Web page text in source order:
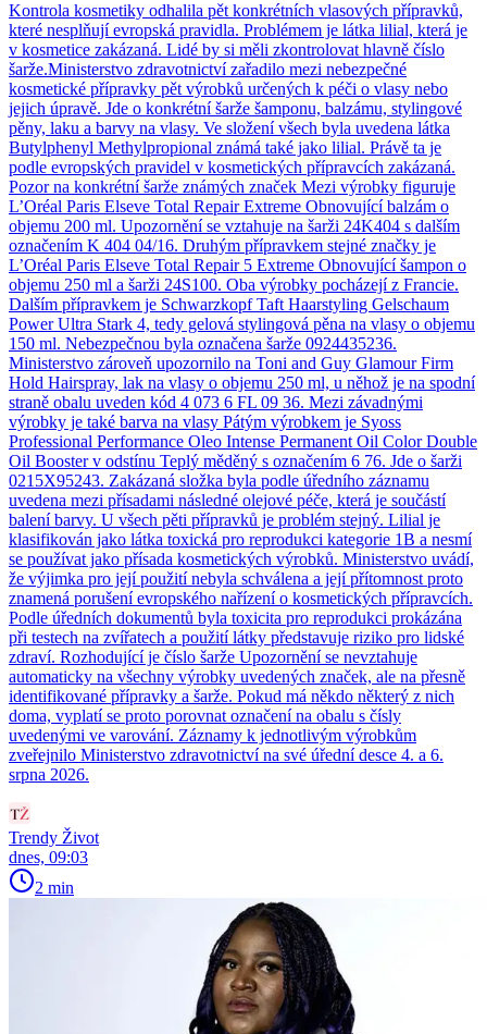
Kontrola kosmetiky odhalila pět konkrétních vlasových přípravků,
které nesplňují evropská pravidla. Problémem je látka lilial, která je
v kosmetice zakázaná. Lidé by si měli zkontrolovat hlavně číslo
šarže.Ministerstvo zdravotnictví zařadilo mezi nebezpečné
kosmetické přípravky pět výrobků určených k péči o vlasy nebo
jejich úpravě. Jde o konkrétní šarže šamponu, balzámu, stylingové
pěny, laku a barvy na vlasy. Ve složení všech byla uvedena látka
Butylphenyl Methylpropional známá také jako lilial. Právě ta je
podle evropských pravidel v kosmetických přípravcích zakázaná.
Pozor na konkrétní šarže známých značek Mezi výrobky figuruje
L’Oréal Paris Elseve Total Repair Extreme Obnovující balzám o
objemu 200 ml. Upozornění se vztahuje na šarži 24K404 s dalším
označením K 404 04/16. Druhým přípravkem stejné značky je
L’Oréal Paris Elseve Total Repair 5 Extreme Obnovující šampon o
objemu 250 ml a šarži 24S100. Oba výrobky pocházejí z Francie.
Dalším přípravkem je Schwarzkopf Taft Haarstyling Gelschaum
Power Ultra Stark 4, tedy gelová stylingová pěna na vlasy o objemu
150 ml. Nebezpečnou byla označena šarže 0924435236.
Ministerstvo zároveň upozornilo na Toni and Guy Glamour Firm
Hold Hairspray, lak na vlasy o objemu 250 ml, u něhož je na spodní
straně obalu uveden kód 4 073 6 FL 09 36. Mezi závadnými
výrobky je také barva na vlasy Pátým výrobkem je Syoss
Professional Performance Oleo Intense Permanent Oil Color Double
Oil Booster v odstínu Teplý měděný s označením 6 76. Jde o šarži
0215X95243. Zakázaná složka byla podle úředního záznamu
uvedena mezi přísadami následné olejové péče, která je součástí
balení barvy. U všech pěti přípravků je problém stejný. Lilial je
klasifikován jako látka toxická pro reprodukci kategorie 1B a nesmí
se používat jako přísada kosmetických výrobků. Ministerstvo uvádí,
že výjimka pro její použití nebyla schválena a její přítomnost proto
znamená porušení evropského nařízení o kosmetických přípravcích.
Podle úředních dokumentů byla toxicita pro reprodukci prokázána
při testech na zvířatech a použití látky představuje riziko pro lidské
zdraví. Rozhodující je číslo šarže Upozornění se nevztahuje
automaticky na všechny výrobky uvedených značek, ale na přesně
identifikované přípravky a šarže. Pokud má někdo některý z nich
doma, vyplatí se proto porovnat označení na obalu s čísly
uvedenými ve varování. Záznamy k jednotlivým výrobkům
zveřejnilo Ministerstvo zdravotnictví na své úřední desce 4. a 6.
srpna 2026.
Trendy Život
dnes, 09:03
2 min